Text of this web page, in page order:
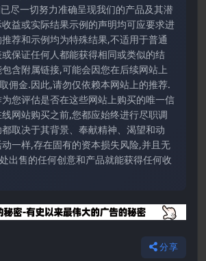
尽一切努力准确呈现我们的产品及其潜
益或实际结果示例的声明均可应要求进
荐和示例均为特殊结果,不适用于普通
保证任何人都能获得相同或类似的结
含附属链接,可能会因您在后续网站上
佣金.因此,请勿仅依赖本网站上的推荐.
您评估是否在这些网站上购买的唯一信
网站购买之前,您都应始终进行尽职调
取决于其背景、奉献精神、渴望和动
一样,存在固有的资本损失风险,并且无
出售的任何创意和产品就能获得任何收
分享